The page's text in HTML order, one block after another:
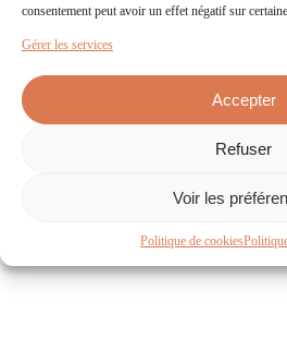
consentement peut avoir un effet négatif sur
Gérer les services
Accepter
Refuser
Voir les
Politique de cookies
CONTACTEZ NOUS
79250 Nueil-les-Aubiers
ÉCRIVEZ-NOUS